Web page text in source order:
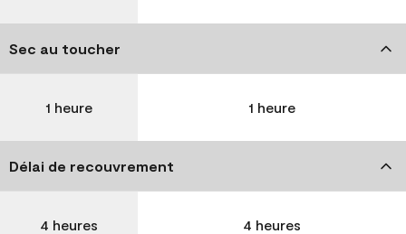
Sec au toucher
1 heure 1 heure
Délai de recouvrement
4 heures 4 heures